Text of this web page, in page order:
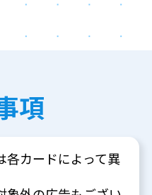
項
各カードによって異